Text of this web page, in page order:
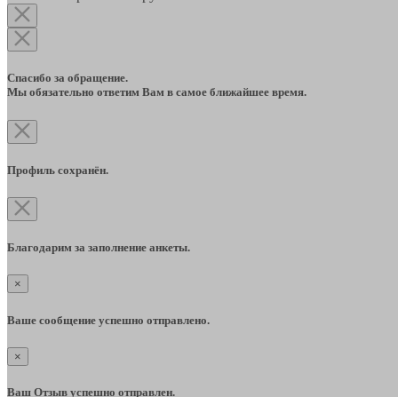
Спасибо за обращение.
Мы обязательно ответим Вам в самое ближайшее время.
Профиль сохранён.
Благодарим за заполнение анкеты.
×
Ваше сообщение успешно отправлено.
×
Ваш Отзыв успешно отправлен.